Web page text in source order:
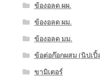
ข้องอลด ผผ.
ข้องอลด ผม.
ข้องอลด มม.
ข้อต่อก๊อกผสม (นิปเปิ้
ขามิเตอร์